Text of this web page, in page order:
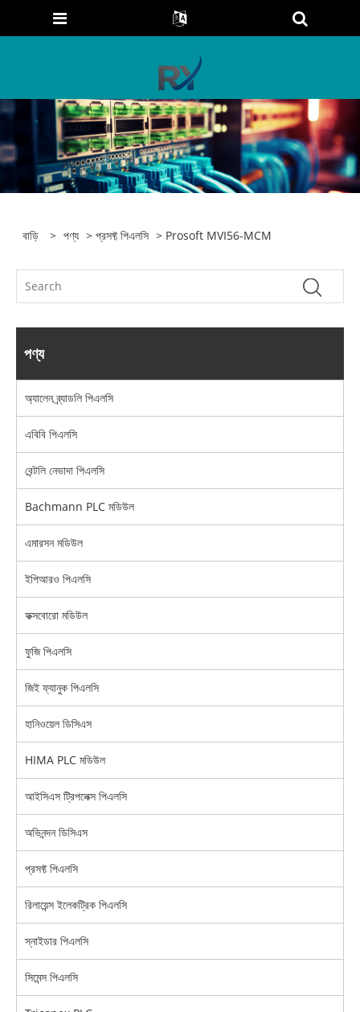
বাড়ি > পণ্য >প্রসফ্ট পিএলসি > Prosoft MVI56-MCM
পণ্য
অ্যালেন ব্র্যাডলি পিএলসি
এবিবি পিএলসি
বেন্টলি নেভাদা পিএলসি
Bachmann PLC মডিউল
এমারসন মডিউল
ইপিআরও পিএলসি
ফক্সবোরো মডিউল
ফুজি পিএলসি
জিই ফ্যানুক পিএলসি
হানিওয়েল ডিসিএস
HIMA PLC মডিউল
আইসিএস ট্রিপলেক্স পিএলসি
অভিনন্দন ডিসিএস
প্রসফ্ট পিএলসি
রিলায়েন্স ইলেকট্রিক পিএলসি
স্নাইডার পিএলসি
সিমেন্স পিএলসি